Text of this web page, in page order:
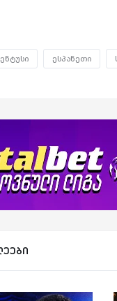
ესპანეთი